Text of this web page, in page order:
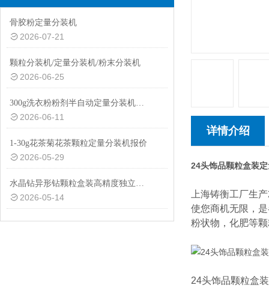
骨胶粉定量分装机
2026-07-21
颗粒分装机/定量分装机/粉末分装机
2026-06-25
300g洗衣粉粉剂半自动定量分装机性价比高
2026-06-11
1-30g花茶菊花茶颗粒定量分装机报价
2026-05-29
水晶钻异形钻颗粒盒装高精度独立管下料定量分装机厂家定制
2026-05-14
详情介绍
24头饰品颗粒盒装
上海铸衡工厂生
使您商机无限，
粉状物，化肥等
24头饰品颗粒盒